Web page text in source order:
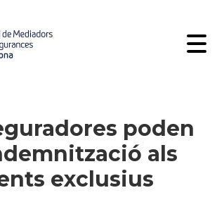
poden
als
exclusius